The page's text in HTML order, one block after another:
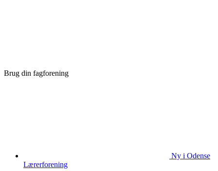
Brug din fagforening
Ny i Odense
Lærerforening